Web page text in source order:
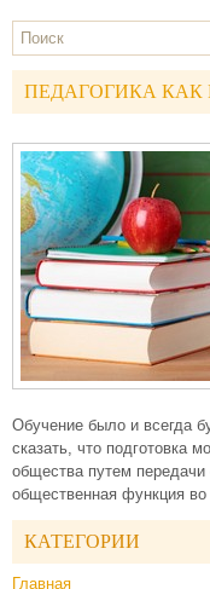
ПЕДАГОГИКА КАК
Обучение было и всегда
сказать, что подготовка
общества путем
общественная функция
КАТЕГОРИИ
Главная